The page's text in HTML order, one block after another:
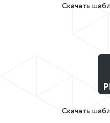
Скачать
Скачать